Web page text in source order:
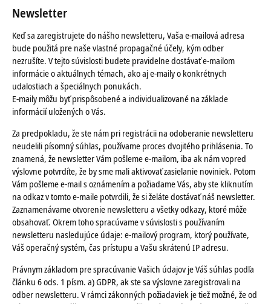
Newsletter
Keď sa zaregistrujete do nášho newsletteru, Vaša e-mailová adresa
bude použitá pre naše vlastné propagačné účely, kým odber
nezrušíte. V tejto súvislosti budete pravidelne dostávať e-mailom
informácie o aktuálnych témach, ako aj e-maily o konkrétnych
udalostiach a špeciálnych ponukách.
E-maily môžu byť prispôsobené a individualizované na základe
informácií uložených o Vás.
Za predpokladu, že ste nám pri registrácii na odoberanie newsletteru
neudelili písomný súhlas, používame proces dvojitého prihlásenia. To
znamená, že newsletter Vám pošleme e-mailom, iba ak nám vopred
výslovne potvrdíte, že by sme mali aktivovať zasielanie noviniek. Potom
Vám pošleme e-mail s oznámením a požiadame Vás, aby ste kliknutím
na odkaz v tomto e-maile potvrdili, že si želáte dostávať náš newsletter.
Zaznamenávame otvorenie newsletteru a všetky odkazy, ktoré môže
obsahovať. Okrem toho spracúvame v súvislosti s používaním
newsletteru nasledujúce údaje: e-mailový program, ktorý používate,
Váš operačný systém, čas prístupu a Vašu skrátenú IP adresu.
Právnym základom pre spracúvanie Vašich údajov je Váš súhlas podľa
článku 6 ods. 1 písm. a) GDPR, ak ste sa výslovne zaregistrovali na
odber newsletteru. V rámci zákonných požiadaviek je tiež možné, že od